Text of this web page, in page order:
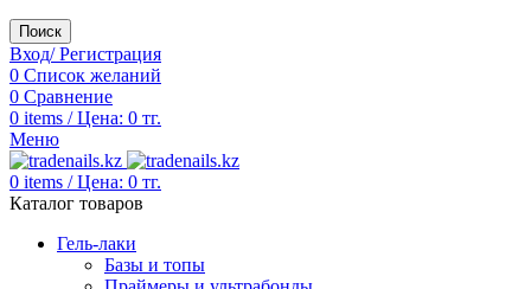
Поиск
Вход/ Регистрация
0 Список желаний
0 Сравнение
0 items / Цена: 0 тг.
Меню
0 items / Цена: 0 тг.
Каталог товаров
Гель-лаки
Базы и топы